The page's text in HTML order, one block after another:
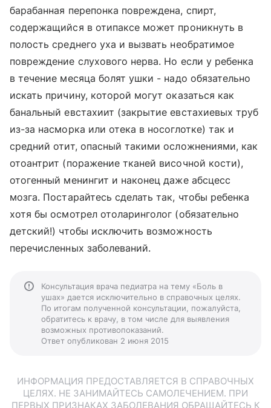
барабанная перепонка повреждена, спирт,
содержащийся в отипаксе может проникнуть в
полость среднего уха и вызвать необратимое
повреждение слухового нерва. Но если у ребенка
в течение месяца болят ушки - надо обязательно
искать причину, которой могут оказаться как
банальный евстахиит (закрытие евстахиевых труб
из-за насморка или отека в носоглотке) так и
средний отит, опасный такими осложнениями, как
отоантрит (поражение тканей височной кости),
отогенный менингит и наконец даже абсцесс
мозга. Постарайтесь сделать так, чтобы ребенка
хотя бы осмотрел отоларинголог (обязательно
детский!) чтобы исключить возможность
перечисленных заболеваний.
Консультация врача педиатра на тему «Боль в
ушах» дается исключительно в справочных целях.
По итогам полученной консультации, пожалуйста,
обратитесь к врачу, в том числе для выявления
возможных противопоказаний.
Ответ опубликован 2 июня 2015
ИНФОРМАЦИЯ ПРЕДОСТАВЛЯЕТСЯ В СПРАВОЧНЫХ
ЦЕЛЯХ. НЕ ЗАНИМАЙТЕСЬ САМОЛЕЧЕНИЕМ. ПРИ
ПЕРВЫХ ПРИЗНАКАХ ЗАБОЛЕВАНИЯ ОБРАЩАЙТЕСЬ К